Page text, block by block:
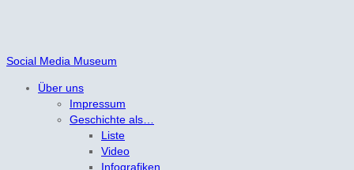
Social Media Museum
Über uns
Impressum
Geschichte als…
Liste
Video
Infografiken